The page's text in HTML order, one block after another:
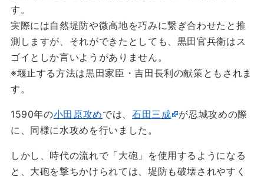
す。
実際には自然堤防や微高地を巧みに繋ぎ合わせたと推
測しますが、それができたとしても、黒田官兵衛はス
ゴイとしか言いようがありません。
※堰止する方法は黒田家臣・吉田長利の献策ともされま
す。
1590年の小田原攻めでは、 石田三成
が忍城攻めの際
に、同様に水攻めを行いました。
しかし、時代の流れで「大砲」を使用するようになる
と、大砲を撃ちかけられては、堤防も破壊されやすく